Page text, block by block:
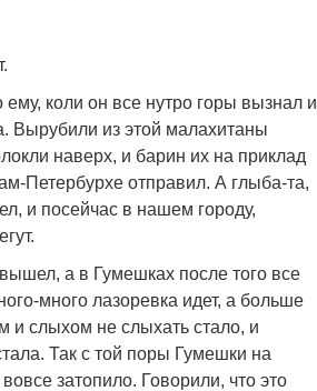
коли он все нутро горы вызнал и
Вырубили из этой малахитаны
наверх, и барин их на приклад
Петербурхе отправил. А глыба-та,
и посейчас в нашем городу,
а в Гумешках после того все
много лазоревка идет, а больше
и слыхом не слыхать стало, и
Так с той поры Гумешки на
затопило. Говорили, что это